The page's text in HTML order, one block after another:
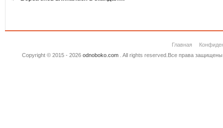
Главная
Copyright © 2015 - 2026 odnoboko.com. All rights reserved.Все права защищены.